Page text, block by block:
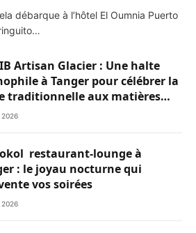
débarque à l’hôtel El Oumnia Puerto
Artisan Glacier : Une halte
à Tanger pour célébrer la
traditionnelle aux matières
de choix
restaurant-lounge à
: le joyau nocturne qui
vos soirées